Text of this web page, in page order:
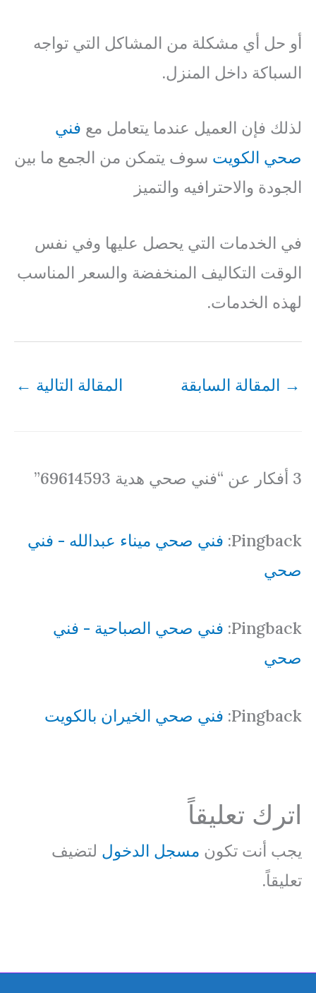
أو حل أي مشكلة من المشاكل التي تواجه
السباكة داخل المنزل.
لذلك فإن العميل عندما يتعامل مع فني
صحي الكويت سوف يتمكن من الجمع ما بين
الجودة والاحترافيه والتميز
في الخدمات التي يحصل عليها وفي نفس
الوقت التكاليف المنخفضة والسعر المناسب
لهذه الخدمات.
→ المقالة السابقة المقالة التالية ←
3 أفكار عن “فني صحي هدية 69614593”
Pingback: فني صحي ميناء عبدالله - فني
صحي
Pingback: فني صحي الصباحية - فني
صحي
Pingback: فني صحي الخيران بالكويت
اترك تعليقاً
يجب أنت تكون مسجل الدخول لتضيف
تعليقاً.